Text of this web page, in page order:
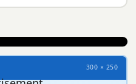
300 × 250